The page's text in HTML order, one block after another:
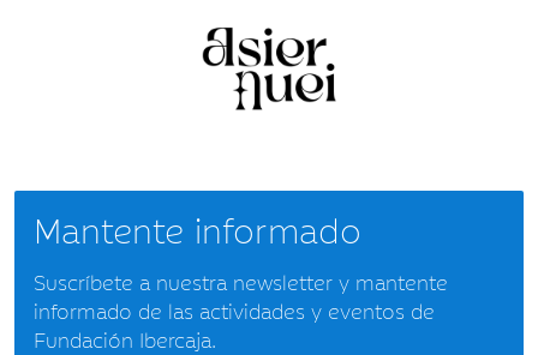
Mantente informado
Suscríbete a nuestra newsletter y mantente
informado de las actividades y eventos de
Fundación Ibercaja.